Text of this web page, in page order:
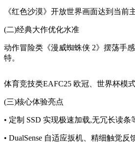
《红色沙漠》开放世界画面达到当
(二)经典大作优化水准
动作冒险类《漫威蜘蛛侠 2》摆荡手
特。
体育竞技类EAFC25 欧冠、世界杯模
(三)核心体验亮点
• 定制 SSD 实现极速加载,无冗长读条
• DualSense 自适应扳机、精细触觉